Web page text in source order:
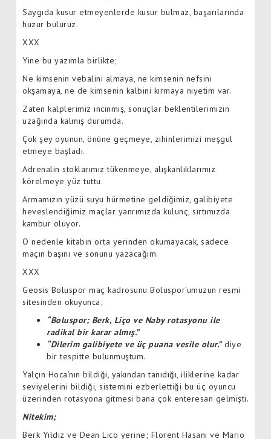
Saygıda kusur etmeyenlerde kusur bulmaz, başarılarında
huzur buluruz.
XXX
Yine bu yazımla birlikte;
Ne kimsenin vebalini almaya, ne kimsenin nefsini
okşamaya, ne de kimsenin kalbini kırmaya niyetim var.
Zaten kalplerimiz incinmiş, sonuçlar beklentilerimizin
uzağında kalmış durumda.
Çok şey oyunun, önüne geçmeye, zihinlerimizi meşgul
etmeye başladı.
Adrenalin stoklarımız tükenmeye, alışkanlıklarımız
körelmeye yüz tuttu.
Armamızın yüzü suyu hürmetine geldiğimiz, galibiyete
heveslendiğimiz maçlar yanrımızda kulunç, sırtımızda
kambur oluyor.
O nedenle kitabın orta yerinden okumayacak, sadece
maçın başını ve sonunu yazacağım.
XXX
Geosis Boluspor maç kadrosunu Boluspor’umuzun resmi
sitesinden okuyunca;
“Boluspor; Berk, Liço ve Naby rotasyonu ile
radikal bir karar almış.”
“Dilerim galibiyete ve üç puana vesile olur.”diye
bir tespitte bulunmuştum.
Yalçın Hoca’nın bildiği, yakından tanıdığı, iliklerine kadar
seviyelerini bildiği, sistemini ezberlettiği bu üç oyuncu
üzerinden rotasyona gitmesi bana çok enteresan gelmişti.
Nitekim;
Berk Yıldız ve Dean Lico yerine; Florent Hasani ve Mario